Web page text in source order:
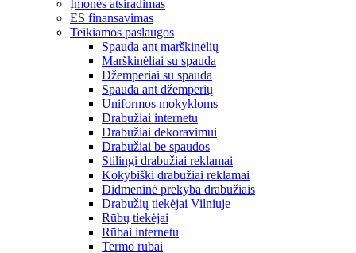
Įmonės atsiradimas
ES finansavimas
Teikiamos paslaugos
Spauda ant marškinėlių
Marškinėliai su spauda
Džemperiai su spauda
Spauda ant džemperių
Uniformos mokykloms
Drabužiai internetu
Drabužiai dekoravimui
Drabužiai be spaudos
Stilingi drabužiai reklamai
Kokybiški drabužiai reklamai
Didmeninė prekyba drabužiais
Drabužių tiekėjai Vilniuje
Rūbų tiekėjai
Rūbai internetu
Termo rūbai